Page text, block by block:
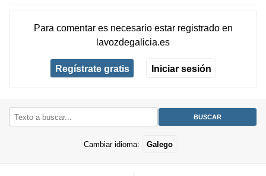
Para comentar es necesario estar registradoen
lavozdegalicia.es
Regístrate gratis Iniciar sesión
Cambiar idioma: Galego